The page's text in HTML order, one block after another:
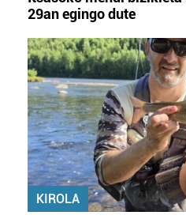
29an egingo dute
KIROLA